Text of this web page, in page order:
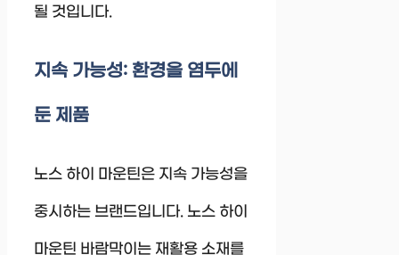
될 것입니다.
지속 가능성: 환경을 염두에
둔 제품
노스 하이 마운틴은 지속 가능성을
중시하는 브랜드입니다. 노스 하이
마운틴 바람막이는 재활용 소재를